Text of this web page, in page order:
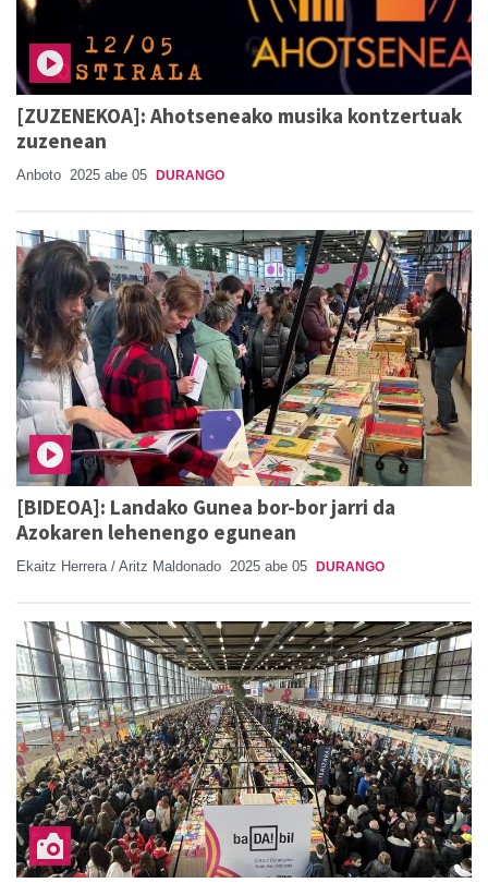
[ZUZENEKOA]: Ahotseneako musika kontzertuak
zuzenean
Anboto 2025 abe 05 DURANGO
[BIDEOA]: Landako Gunea bor-bor jarri da
Azokaren lehenengo egunean
Ekaitz Herrera / Aritz Maldonado 2025 abe 05 DURANGO